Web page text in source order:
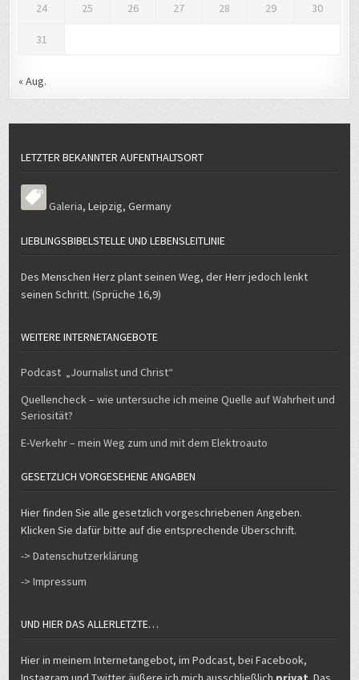
24 25 26 27 28 29 30
31
« Aug.
LETZTER BEKANNTER AUFENTHALTSORT
Galeria,Leipzig,Germany
LIEBLINGSBIBELSTELLE UND LEBENSLEITLINIE
Des Menschen Herz plant seinen Weg, der Herr jedoch lenkt
seinen Schritt. (Sprüche 16,9)
WEITERE INTERNETANGEBOTE
Podcast „Journalist und Christ“
Quellencheck – wie untersuche ich meine Quelle auf Wahrheit und
Seriosität?
E-Verkehr – mein Weg zum und mit dem Elektroauto
GESETZLICH VORGESEHENE ANGABEN
Hier finden Sie alle gesetzlich vorgeschriebenen Angeben.
Klicken Sie dafür bitte auf die entsprechende Überschrift.
-> Datenschutzerklärung
-> Impressum
UND HIER DAS ALLERLETZTE…
Hier in meinem Internetangebot, im Podcast, bei Facebook,